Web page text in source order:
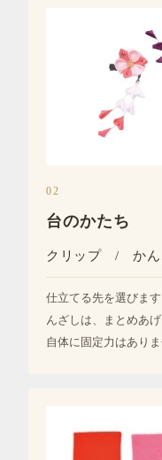
02
台のかたち
クリップ / かん
仕立てる先を選びま
んざしは、まとめあ
自体に固定力はありま